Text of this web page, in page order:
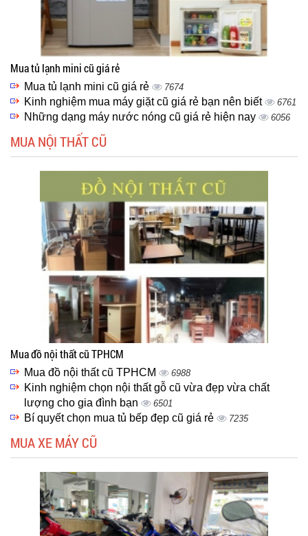
Mua tủ lạnh mini cũ giá rẻ
Mua tủ lạnh mini cũ giá rẻ 7674
Kinh nghiệm mua máy giặt cũ giá rẻ bạn nên biết 6761
Những dạng máy nước nóng cũ giá rẻ hiện nay 6056
MUA NỘI THẤT CŨ
Mua đồ nội thất cũ TPHCM
Mua đồ nội thất cũ TPHCM 6988
Kinh nghiệm chọn nội thất gỗ cũ vừa đẹp vừa chất
lượng cho gia đình bạn
6501
Bí quyết chọn mua tủ bếp đẹp cũ giá rẻ 7235
MUA XE MÁY CŨ